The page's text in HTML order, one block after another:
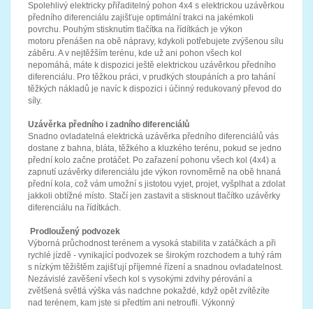
Spolehlivý elektricky přiřaditelný pohon 4x4 s elektrickou uzávěrkou
předního diferenciálu zajišťuje optimální trakci na jakémkoli
povrchu. Pouhým stisknutím tlačítka na řídítkách je výkon
motoru přenášen na obě nápravy, kdykoli potřebujete zvýšenou sílu
záběru. A v nejtěžším terénu, kde už ani pohon všech kol
nepomáhá, máte k dispozici ještě elektrickou uzávěrkou předního
diferenciálu. Pro těžkou práci, v prudkých stoupáních a pro tahání
těžkých nákladů je navíc k dispozici i účinný redukovaný převod do
síly.
Uzávěrka předního i zadního diferenciálů
Snadno ovladatelná elektrická uzávěrka předního diferenciálů vás
dostane z bahna, bláta, těžkého a kluzkého terénu, pokud se jedno
přední kolo začne protáčet. Po zařazení pohonu všech kol (4x4) a
zapnutí uzávěrky diferenciálu jde výkon rovnoměrně na obě hnaná
přední kola, což vám umožní s jistotou vyjet, projet, vyšplhat a zdolat
jakkoli obtížné místo. Stačí jen zastavit a stisknout tlačítko uzávěrky
diferenciálu na řídítkách.
Prodloužený podvozek
Výborná průchodnost terénem a vysoká stabilita v zatáčkách a při
rychlé jízdě - vynikající podvozek se širokým rozchodem a tuhý rám
s nízkým těžištěm zajišťují příjemné řízení a snadnou ovladatelnost.
Nezávislé zavěšení všech kol s vysokými zdvihy pérování a
zvětšená světlá výška vás nadchne pokaždé, když opět zvítězíte
nad terénem, kam jste si předtím ani netroufli. Výkonný